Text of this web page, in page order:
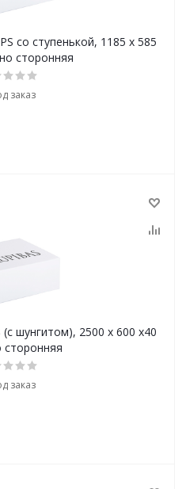
со ступенькой, 1185 x 585
сторонняя
заказ
шунгитом), 2500 х 600 х40
заказ